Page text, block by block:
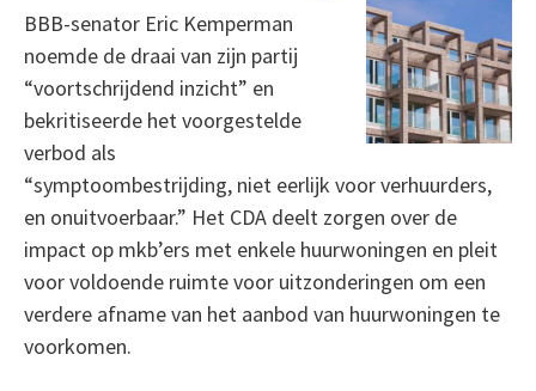
BBB-senator Eric Kemperman
noemde de draai van zijn partij
“voortschrijdend inzicht” en
bekritiseerde het voorgestelde
verbod als
“symptoombestrijding, niet eerlijk voor verhuurders,
en onuitvoerbaar.” Het CDA deelt zorgen over de
impact op mkb’ers met enkele huurwoningen en pleit
voor voldoende ruimte voor uitzonderingen om een
verdere afname van het aanbod van huurwoningen te
voorkomen.